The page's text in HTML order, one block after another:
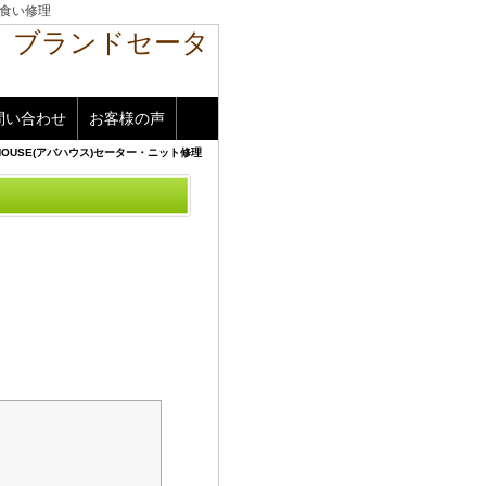
い修理
い合わせ お客様の声
アバハウス)セーター・ニット修理